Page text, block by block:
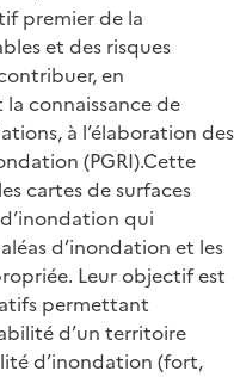
premier de la
et des risques
en
connaissance de
à l’élaboration des
(PGRI).Cette
cartes de surfaces
qui
d’inondation et les
Leur objectif est
permettant
d’un territoire
d’inondation (fort,